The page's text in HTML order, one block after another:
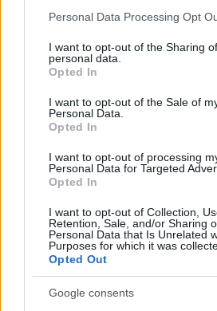
Please note that this website/app
not limited to your visit or usage
grant or deny consent to Google and
use your data for below specified
consent section.
Personal Data Processing Opt
I want to opt-out of the Sharing
personal data.
Opted In
I want to opt-out of the Sale of
Personal Data.
Opted In
I want to opt-out of processing
Personal Data for Targeted
Opted In
I want to opt-out of Collection,
Retention, Sale, and/or Sharing
Personal Data that Is Unrelated
Purposes for which it was
Opted Out
Google consents
Joel Robuchon: saját
világevő•2012. február 13.
Ahogy korábban is írtam, a
sikerült végre bejutnom Joel
egyik legkomolyabb séfjéhez.
kerül a
élményről nem is beszélve. De
öröm volt, az egyébként - már